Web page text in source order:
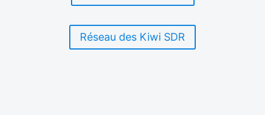
Réseau des Kiwi SDR